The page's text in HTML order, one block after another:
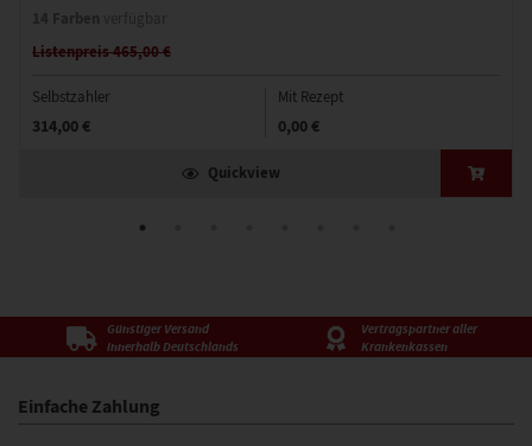
Listenpreis 465,00 €
Selbstzahler
314,00 €
Mit Rezept
0,00 €
Quickview
Günstiger Versand
innerhalb Deutschlands
Vertragspartner aller
Krankenkassen
Einfache Zahlung